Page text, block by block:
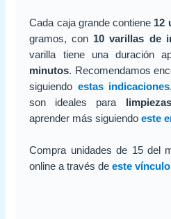
Cada caja grande contiene 12
gramos, con 10 varillas de
varilla tiene una duración
minutos. Recomendamos
siguiendo estas indicaciones
son ideales para
aprender más siguiendoeste
Compra unidades de 15 del
online a través deeste vínculo